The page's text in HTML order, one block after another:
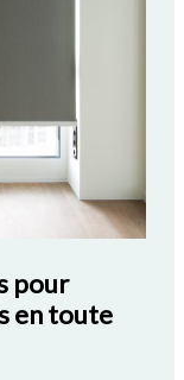
pour
en toute